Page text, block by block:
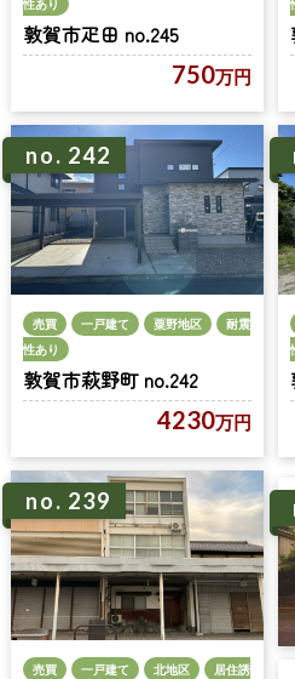
性あり
敦賀市疋田 no.245
750万円
no. 242
売買 一戸建て 粟野地区
耐震
性あり
敦賀市萩野町 no.242
4230万円
no. 239
売買 一戸建て 北地区
居住誘